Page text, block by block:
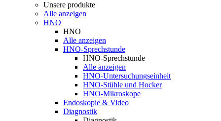
Unsere produkte
Alle anzeigen
HNO
HNO
Alle anzeigen
HNO-Sprechstunde
HNO-Sprechstunde
Alle anzeigen
HNO-Untersuchungseinheit
HNO-Stühle und Hocker
HNO-Mikroskope
Endoskopie & Video
Diagnostik